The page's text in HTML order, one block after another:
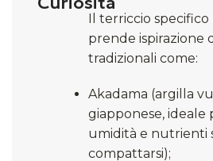
Il terriccio
prende ispirazione
tradizionali come:
Akadama (argilla
giapponese,
umidità e nutrienti
compattarsi);